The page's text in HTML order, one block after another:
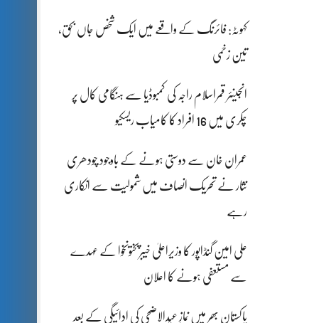
کہوٹہ: فائرنگ کے واقعے میں ایک شخص جاں بحق،
تین زخمی
انجینئر قمراسلام راجہ کی کمبوڈیا سے ہنگامی کال پر
چکری میں 16 افراد کا کامیاب ریسکیو
عمران خان سے دوستی ہونے کے باوجود چودھری
نثار نے تحریک انصاف میں شمولیت سے انکاری
رہے
علی امین گنڈاپور کا وزیراعلیٰ خیبرپختونخوا کے عہدے
سے مستعفی ہونے کا اعلان
پاکستان بھر میں نمازِ عیدالاضحی کی ادائیگی کے بعد